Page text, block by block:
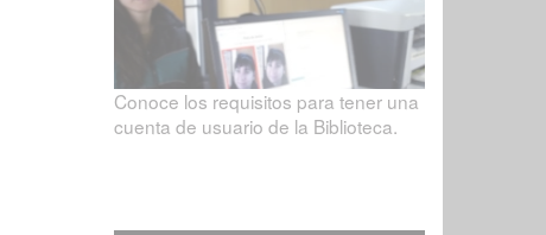
Conoce los requisitos para tener una
cuenta de usuario de la Biblioteca.